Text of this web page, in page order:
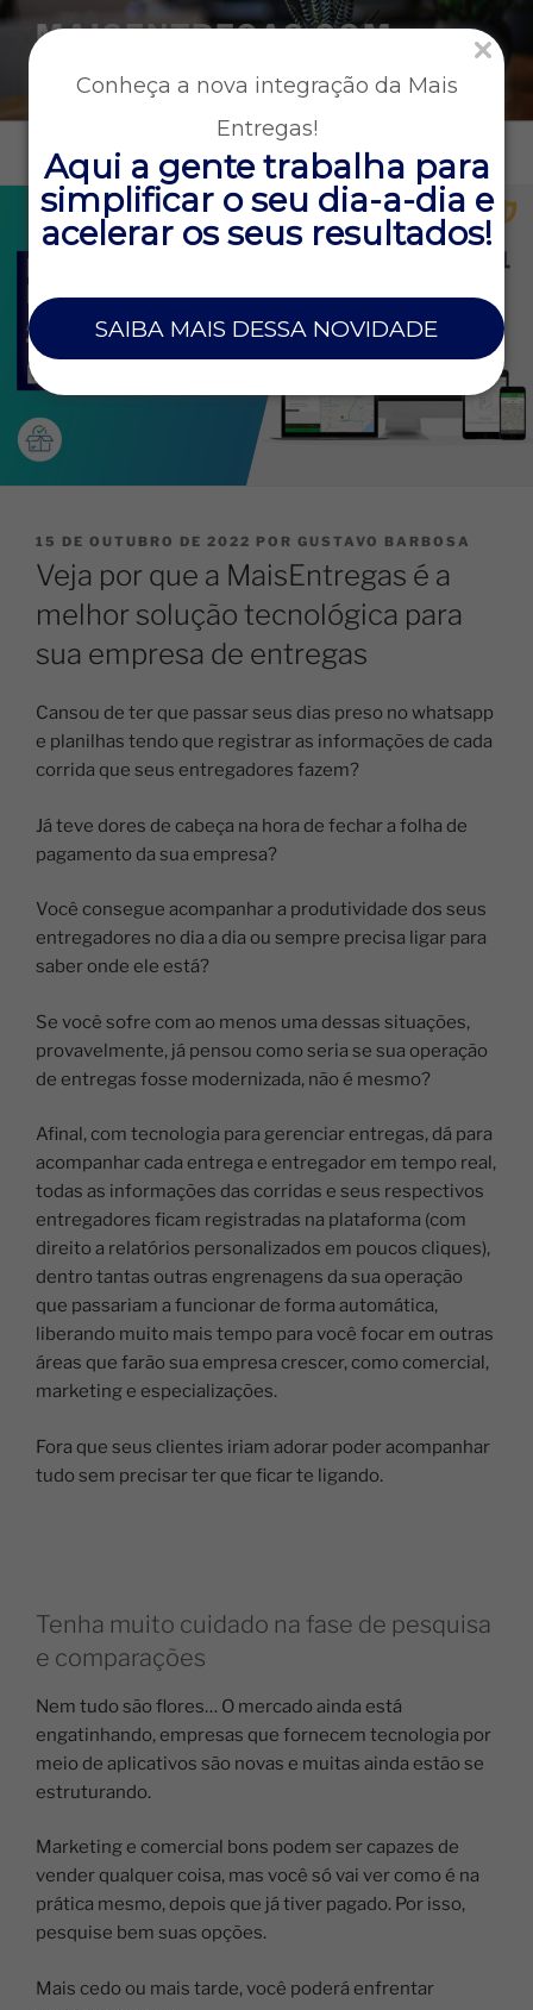
Conheça a nova integração da Mais
Entregas!
Aqui a gente trabalha para
simplificar o seu dia-a-dia e
acelerar os seus resultados!
SAIBA MAIS DESSA NOVIDADE
MAISENTREGAS.COM
rápidas
Menu
15 DE OUTUBRO DE 2022 POR GUSTAVO BARBOSA
Veja por que a MaisEntregas é a
melhor solução tecnológica para
sua empresa de entregas
Cansou de ter que passar seus dias preso no whatsapp
e planilhas tendo que registrar as informações de cada
corrida que seus entregadores fazem?
Já teve dores de cabeça na hora de fechar a folha de
pagamento da sua empresa?
Você consegue acompanhar a produtividade dos seus
entregadores no dia a dia ou sempre precisa ligar para
saber onde ele está?
Se você sofre com ao menos uma dessas situações,
provavelmente, já pensou como seria se sua operação
de entregas fosse modernizada, não é mesmo?
Afinal, com tecnologia para gerenciar entregas, dá para
acompanhar cada entrega e entregador em tempo real,
todas as informações das corridas e seus respectivos
entregadores ficam registradas na plataforma (com
direito a relatórios personalizados em poucos cliques),
dentro tantas outras engrenagens da sua operação
que passariam a funcionar de forma automática,
liberando muito mais tempo para você focar em outras
áreas que farão sua empresa crescer, como comercial,
marketing e especializações.
Fora que seus clientes iriam adorar poder acompanhar
tudo sem precisar ter que ficar te ligando.
Tenha muito cuidado na fase de pesquisa
e comparações
Nem tudo são flores… O mercado ainda está
engatinhando, empresas que fornecem tecnologia por
meio de aplicativos são novas e muitas ainda estão se
estruturando.
Marketing e comercial bons podem ser capazes de
vender qualquer coisa, mas você só vai ver como é na
prática mesmo, depois que já tiver pagado. Por isso,
pesquise bem suas opções.
Mais cedo ou mais tarde, você poderá enfrentar